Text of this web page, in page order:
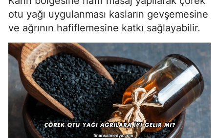
otu yağı uygulanması kasların gevşemesine
ve ağrının hafiflemesine katkı sağlayabilir.